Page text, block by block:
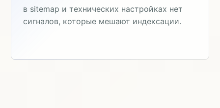
в sitemap и технических настройках нет
сигналов, которые мешают индексации.